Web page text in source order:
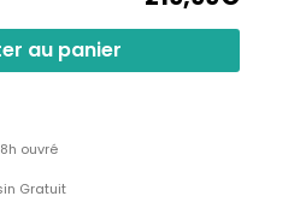
au panier
ouvré
Gratuit